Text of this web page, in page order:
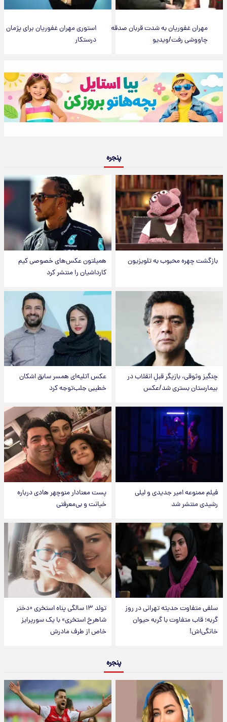
مهران غفوریان به شدت قربان صدقه
چاووشی رفت/ویدیو
استوری مهران غفوریان برای پژمان
درستکار
پنجره
بازگشت چهره محبوب به تلویزیون
همیلتون عکس‌های خصوصی کیم‌
کارداشیان را منتشر کرد
چنگیز وثوقی، بازیگر قبلِ انقلاب در
بیمارستان بستری شد/عکس
عکس‌ آتلیه‌ای همسر سابق اشکان
خطیبی جلب‌توجه کرد
فیلم ممنوعه امیر جدیدی و لیلی
رشیدی منتشر شد
پست معنادار منوچهر هادی درباره
خیانت و بی‌معرفتی
سلفی متفاوت حدیثه تهرانی در روز
گربه؛ قاب متفاوت با گربه حیوان
خانگی‌اش!
تولد ۱۳ سالگی پناه استخری «دختر
شاهرخ استخری» با یک سورپرایز
خاص از طرف مادرش
پنجره